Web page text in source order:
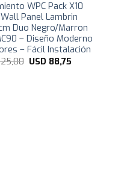
WPC Pack X10
Panel Lambrin
Duo Negro/Marron
– Diseño Moderno
– Fácil Instalación
El
USD 88,75